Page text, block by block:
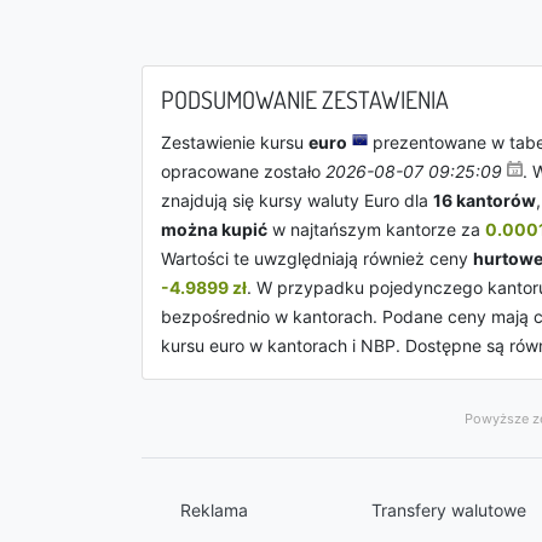
PODSUMOWANIE ZESTAWIENIA
Zestawienie kursu euro prezentowane w
opracowane zostało 2026-08-07 09:25:09
.
znajdują się kursy waluty Euro dla 16 kantorów
można kupić w najtańszym kantorze za
Wartości te uwzględniają również ceny hurtowe
-4.9899 zł. W przypadku pojedynczego
bezpośrednio w kantorach. Podane ceny mają
kursu euro w kantorach i NBP. Dostępne są
Powyższe
Reklama Transfery walutowe